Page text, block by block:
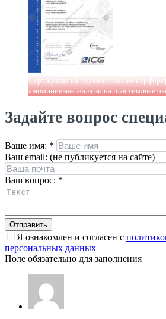
Сертификат на горизонтальные
алюминиевые жалюзи на пластиковые
Задайте вопрос
Ваше имя: *
Ваш email: (не публикуется на сайте)
Ваш вопрос: *
Я ознакомлен и согласен с
персональных данных
Поле обязательно для заполнения